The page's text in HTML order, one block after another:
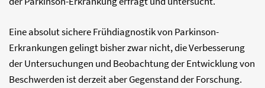
Eine absolut sichere Frühdiagnostik von Parkinson-
Erkrankungen gelingt bisher zwar nicht, die Verbesserung
der Untersuchungen und Beobachtung der Entwicklung von
Beschwerden ist derzeit aber Gegenstand der Forschung.